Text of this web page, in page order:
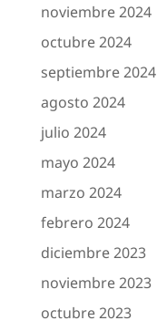
noviembre 2024
octubre 2024
septiembre 2024
agosto 2024
julio 2024
mayo 2024
marzo 2024
febrero 2024
diciembre 2023
noviembre 2023
octubre 2023